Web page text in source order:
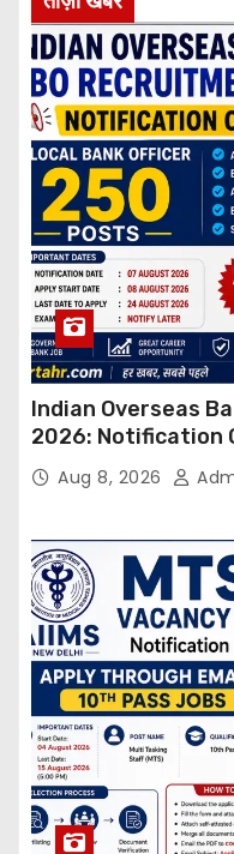
Indian Overseas
2026: Notification
OnlineAug 8, 2026